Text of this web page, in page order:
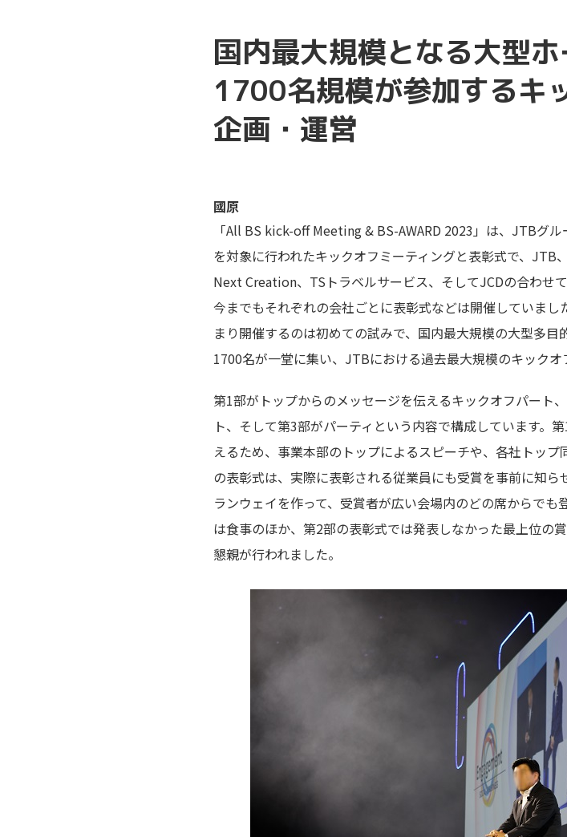
国内最大規模となる大型
1700名規模が参加するキ
企画・運営
國原
「All BS kick-off Meeting & BS-AWARD 2023」は、JTBグ
を対象に行われたキックオフミーティングと表彰式で、
Next Creation、TSトラベルサービス、そしてJCDの合わせ
今までもそれぞれの会社ごとに表彰式などは開催していま
まり開催するのは初めての試みで、国内最大規模の大型多
1700名が一堂に集い、JTBにおける過去最大規模のキックオ
第1部がトップからのメッセージを伝えるキックオフパート
ト、そして第3部がパーティという内容で構成しています。
えるため、事業本部のトップによるスピーチや、各社トッ
の表彰式は、実際に表彰される従業員にも受賞を事前に知
ランウェイを作って、受賞者が広い会場内のどの席からで
は食事のほか、第2部の表彰式では発表しなかった最上位の
懇親が行われました。